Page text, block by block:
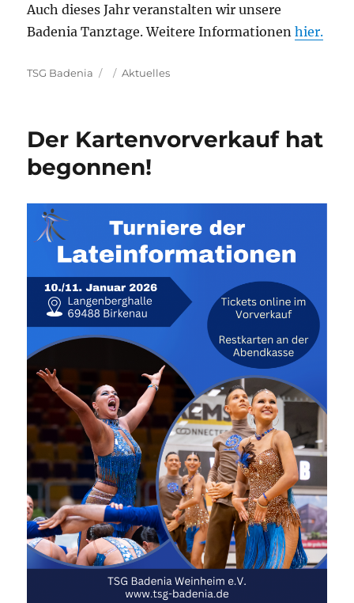
Auch dieses Jahr veranstalten wir unsere
Badenia Tanztage. Weitere Informationenhier.
Autor
TSG Badenia
Veröffentlicht
Kategorien
Aktuelles
Der Kartenvorverkauf hat
begonnen!